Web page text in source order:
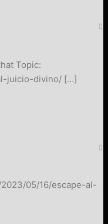
Topic:
juicio-divino/ […]
05/16/escape-al-